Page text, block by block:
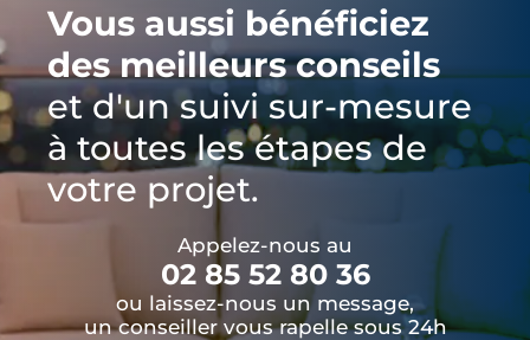
Vous aussi bénéficiez
des meilleurs conseils
et d'un suivi sur-mesure
à toutes les étapes de
votre projet.
Appelez-nous au
02 85 52 80 36
ou laissez-nous un message,
un conseiller vous rapelle sous 24h